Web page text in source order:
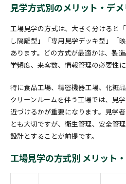
見学方式別のメリット・デ
工場見学の方式は、大きく分けると
し隔離型」「専用見学デッキ型」「
あります。どの方式が最適かは、製
学頻度、来客数、情報管理の必要性に
特に食品工場、精密機器工場、化粧
クリーンルームを伴う工場では、見
近づけるかが重要になります。見学
とも大切ですが、衛生管理、安全管
設計とすることが前提です。
工場見学の方式別 メリット